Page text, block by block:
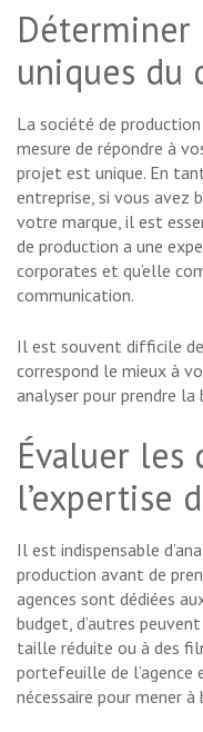
Déterminer
uniques du
La société de
mesure de répondre à
projet est unique. En
entreprise, si vous avez
votre marque, il est
de production a une
corporates et qu’elle
communication.
Il est souvent difficile
correspond le mieux à
analyser pour prendre la
Évaluer les
l’expertise
Il est indispensable
production avant de
agences sont dédiées
budget, d’autres
taille réduite ou à des
portefeuille de l’agence
nécessaire pour mener